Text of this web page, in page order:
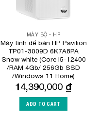
MÁY BỘ - HP
Máy tính để bàn HP Pavilion
TP01-3009D 6K7A8PA
Snow white (Core i5-12400
/RAM 4Gb/ 256Gb SSD
/Windows 11 Home)
14,390,000 ₫
ADD TO CART